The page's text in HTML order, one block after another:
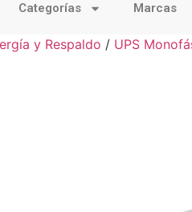
Categorías Marcas
y Respaldo / UPS